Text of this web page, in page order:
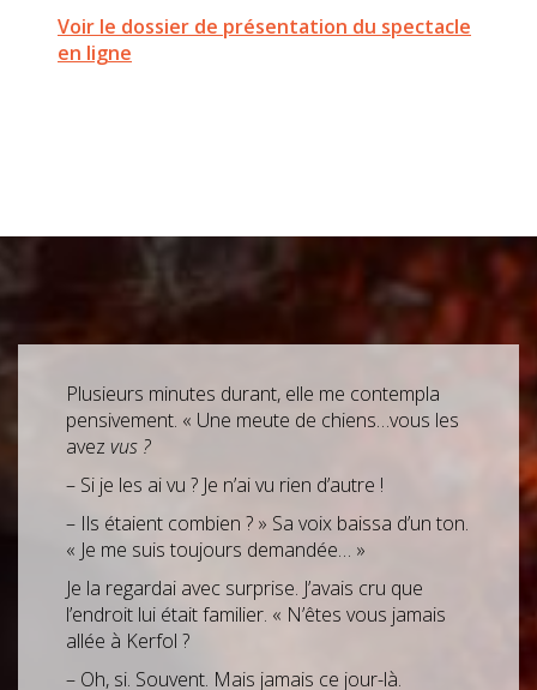
Voir le dossier de présentation du spectacle
en ligne
Plusieurs minutes durant, elle me contempla
pensivement. « Une meute de chiens…vous les
avez vus ?
– Si je les ai vu ? Je n’ai vu rien d’autre !
– Ils étaient combien ? » Sa voix baissa d’un ton.
« Je me suis toujours demandée… »
Je la regardai avec surprise. J’avais cru que
l’endroit lui était familier. « N’êtes vous jamais
allée à Kerfol ?
– Oh, si. Souvent. Mais jamais ce jour-là.